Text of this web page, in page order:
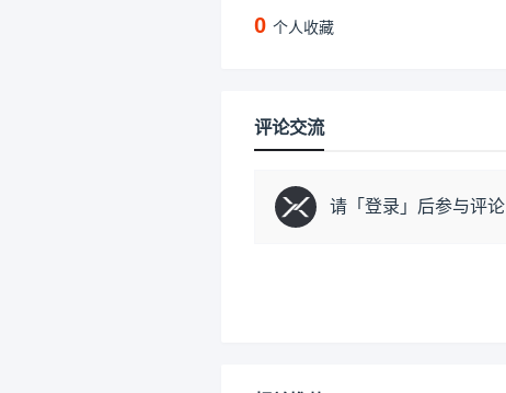
0 个人收藏
评论交流
请「 登录 」后参与评论